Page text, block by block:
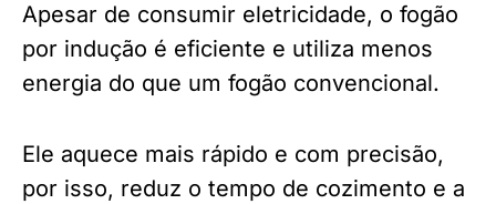
Apesar de consumir eletricidade, o fogão
por indução é eficiente e utiliza menos
energia do que um fogão convencional.
Ele aquece mais rápido e com precisão,
por isso, reduz o tempo de cozimento e a